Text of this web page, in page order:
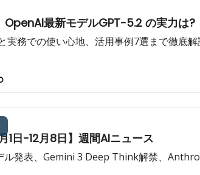
OpenAI最新モデルGPT-5.2 の実力は?
実務での使い心地、活用事例7選まで徹底解
1日-12月8日】週間AIニュース
ル発表、Gemini 3 Deep Think解禁、